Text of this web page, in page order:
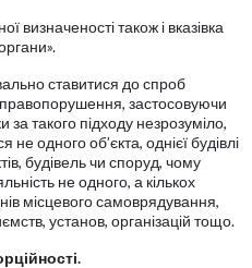
визначеності також і вказівка
ставитися до спроб
застосовуючи
за такого підходу незрозуміло,
одного об’єкта, однієї будівлі
будівель чи споруд, чому
не одного, а кількох
місцевого самоврядування,
установ, організацій тощо.